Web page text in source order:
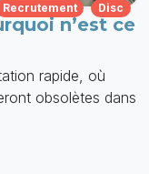
Recrutement Disc
n’est ce
rapide, où
obsolètes dans